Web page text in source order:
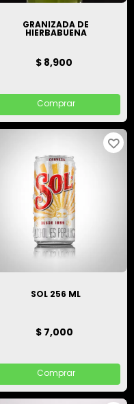
GRANIZADA DE
HIERBABUENA
$ 8,900
Comprar
SOL 256 ML
$ 7,000
Comprar